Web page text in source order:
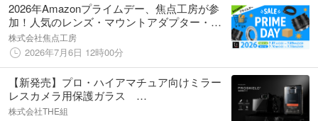
2026年Amazonプライムデー、焦点工房が参
加！人気のレンズ・マウントアダプター・ア
クセサリー類が最大20%OFF!
株式会社焦点工房
2026年7月6日 12時00分
【新発売】プロ・ハイアマチュア向けミラー
レスカメラ用保護ガラス
hagan「PROSHIELD」発売
株式会社THE組